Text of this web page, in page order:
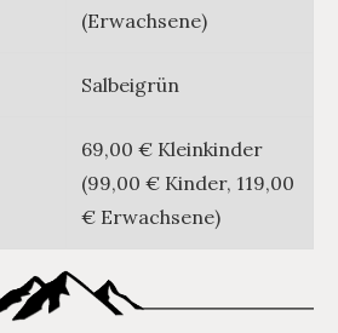
(Erwachsene)
Salbeigrün
69,00 € Kleinkinder
(99,00 € Kinder, 119,00
€ Erwachsene)